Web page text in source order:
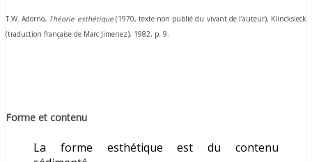
T.W. Adorno, Théorie esthétique (1970, texte non publié du vivant de l’auteur), Klincksieck
(traduction française de Marc Jimenez), 1982, p. 9.
Forme et contenu
La forme esthétique est du contenu